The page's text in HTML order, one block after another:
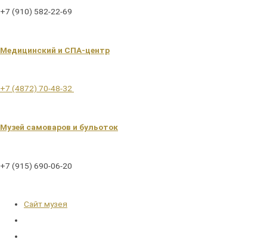
+7 (910) 582-22-69
Медицинский и СПА-центр
+7 (4872) 70-48-32
Музей самоваров и бульоток
+7 (915) 690-06-20
Сайт музея